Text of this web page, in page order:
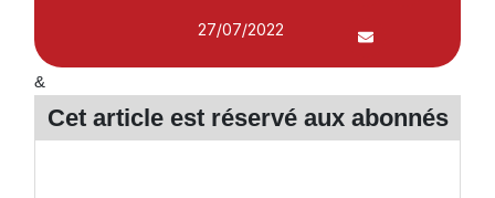
27/07/2022
&
Cet article est réservé aux abonnés